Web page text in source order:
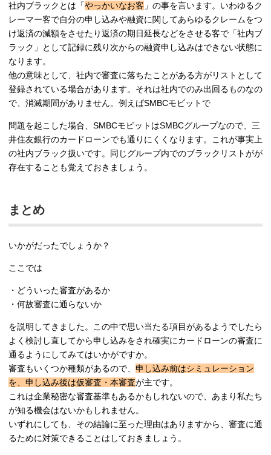
社内ブラックとは「やっかいなお客 」の事を言います。いわゆるク
レーマー客で自分の申し込みや融資に関してあらゆるクレームをつ
け返済の減額をさせたり返済の期日延長などをさせる客で「社内ブ
ラック」として記録に残り次からの融資申し込みはできない状態に
なります。
他の意味として、社内で審査に落ちたことがある方がリストとして
登録されている場合があります。それは社内でのみ出回るものなの
で、消滅期間がありません。例えばSMBCモビットで
問題を起こした場合、SMBCモビットはSMBCグループなので、三
井住友銀行のカードローンでも通りにくくなります。これが事実上
の社内ブラック扱いです。同じグループ内でのブラックリストがが
存在することも覚えておきましょう。
まとめ
いかがだったでしょうか？
ここでは
・どういった審査があるか
・何故審査に通らないか
を説明してきました。この中で思い当たる項目があるようでしたら
よく検討し直してから申し込みをされ確実にカードローンの審査に
通るようにしてみてはいかがですか。
審査もいくつか種類があるので、 申し込み前はシミュレーション
を、申し込み後は仮審査・本審査が主です。
これは企業秘密な審査基準もあるかもしれないので、あまり私たち
が知る機会はないかもしれません。
いずれにしても、その結論に至った理由はありますから、審査に通
るために対策できることはしておきましょう。